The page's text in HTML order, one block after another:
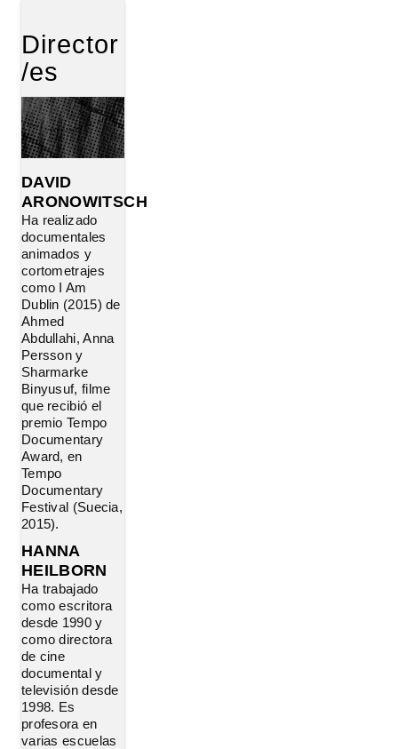
Director
/es
DAVID
ARONOWITSCH
Ha realizado
documentales
animados y
cortometrajes
como I Am
Dublin (2015) de
Ahmed
Abdullahi, Anna
Persson y
Sharmarke
Binyusuf, filme
que recibió el
premio Tempo
Documentary
Award, en
Tempo
Documentary
Festival (Suecia,
2015).
HANNA
HEILBORN
Ha trabajado
como escritora
desde 1990 y
como directora
de cine
documental y
televisión desde
1998. Es
profesora en
varias escuelas